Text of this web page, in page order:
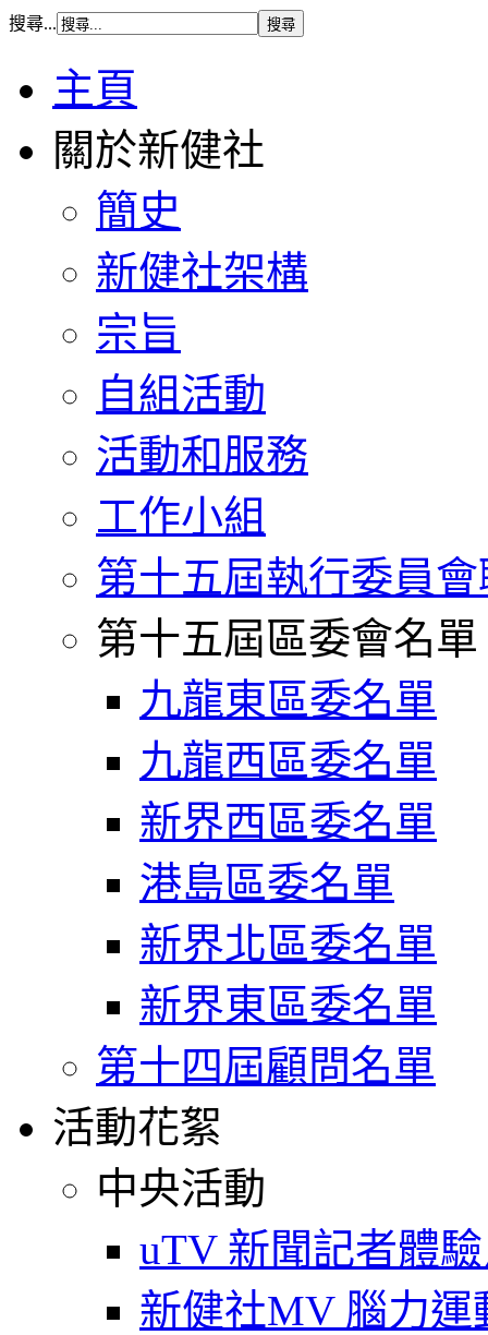
搜尋...
主頁
關於新健社
簡史
新健社架構
宗旨
自組活動
活動和服務
工作小組
第十五屆執行委員
第十五屆區委會名單
九龍東區委名單
九龍西區委名單
新界西區委名單
港島區委名單
新界北區委名單
新界東區委名單
第十四屆顧問名單
活動花絮
中央活動
uTV 新聞記者體
新健社MV 腦力運